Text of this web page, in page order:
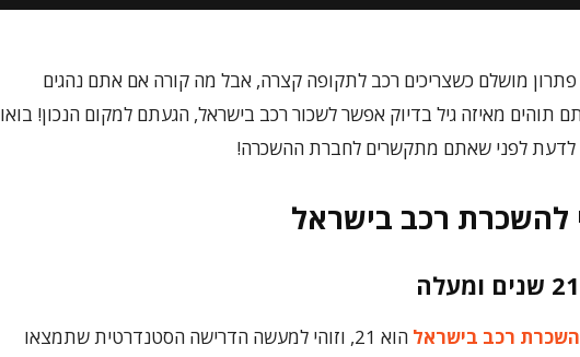
פתרון מושלם כשצריכים רכב לתקופה קצרה, אבל מה קורה אם אתם נהגים
תוהים מאיזה גיל בדיוק אפשר לשכור רכב בישראל, הגעתם למקום הנכון! בואו
לדעת לפני שאתם מתקשרים לחברת ההשכרה!
להשכרת רכב בישראל
רכב בישראל
הוא 21, וזוהי למעשה הדרישה הסטנדרטית שתמצאו